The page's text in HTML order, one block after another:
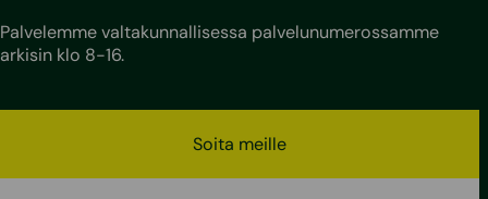
Palvelemme valtakunnallisessa palvelunumerossamme
arkisin klo 8-16.
Soita meille